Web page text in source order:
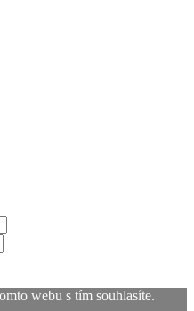
webu s tím souhlasíte.